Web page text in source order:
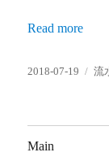
Read more
发
2018-07-19
分
流
Main